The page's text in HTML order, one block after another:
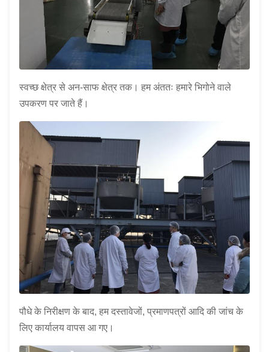
स्वच्छ क्षेत्र से अन-साफ क्षेत्र तक। हम अंततः हमारे भिगोने वाले
उपकरण पर जाते हैं।
पौधे के निरीक्षण के बाद, हम दस्तावेजों, प्रमाणपत्रों आदि की जांच के
लिए कार्यालय वापस आ गए।